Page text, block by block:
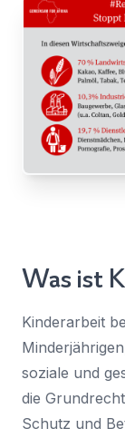
Was ist
Kinderarbeit
soziale und
die
Schutz und